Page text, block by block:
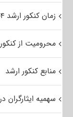
زمان کنکور ارشد ۱۴۰۴
محرومیت از
منابع کنکور ارشد
سهمیه ایثارگران